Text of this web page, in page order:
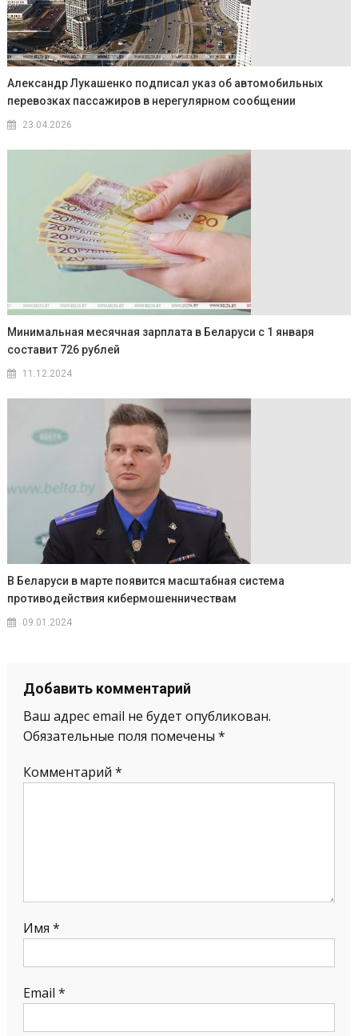
Александр Лукашенко подписал указ об автомобильных
перевозках пассажиров в нерегулярном сообщении
23.04.2026
Минимальная месячная зарплата в Беларуси с 1 января
составит 726 рублей
11.12.2024
В Беларуси в марте появится масштабная система
противодействия кибермошенничествам
09.01.2024
Добавить комментарий
Ваш адрес email не будет опубликован.
Обязательные поля помечены *
Комментарий *
Имя *
Email *